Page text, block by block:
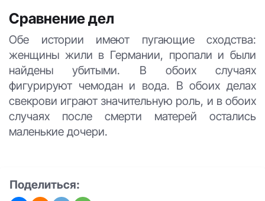
Сравнение дел
Обе истории имеют пугающие сходства:
женщины жили в Германии, пропали и были
найдены убитыми. В обоих случаях
фигурируют чемодан и вода. В обоих делах
свекрови играют значительную роль, и в обоих
случаях после смерти матерей остались
маленькие дочери.
Поделиться: